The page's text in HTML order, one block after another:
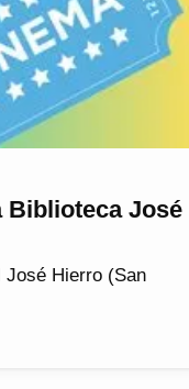
Biblioteca José
José Hierro (San